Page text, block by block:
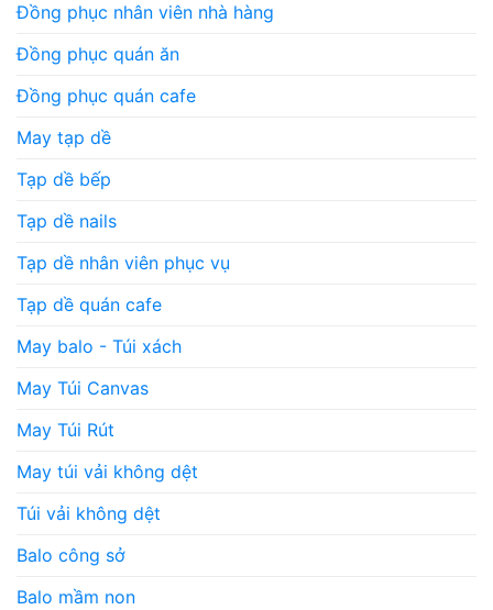
Đồng phục nhân viên nhà hàng
Đồng phục quán ăn
Đồng phục quán cafe
May tạp dề
Tạp dề bếp
Tạp dề nails
Tạp dề nhân viên phục vụ
Tạp dề quán cafe
May balo - Túi xách
May Túi Canvas
May Túi Rút
May túi vải không dệt
Túi vải không dệt
Balo công sở
Balo mầm non